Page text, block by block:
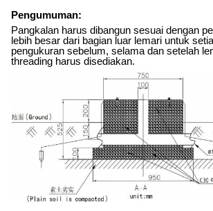
Pengumuman:
Pangkalan harus dibangun sesuai dengan
lebih besar dari bagian luar lemari untuk
pengukuran sebelum, selama dan setelah
threading harus disediakan.